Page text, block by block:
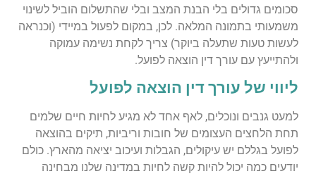
סכומים גדולים בלי הבנת המצב ובלי שהתשלום הוביל לשינוי
משמעותי בתמונה המלאה. לכן, במקום לפעול במיידי (וכנראה
לעשות טעות שתעלה ביוקר) צריך לקחת נשימה עמוקה
ולהתייעץ עם עורך דין הוצאה לפועל.
ליווי של עורך דין הוצאה לפועל
למעט גנבים ונוכלים, לאף אחד לא מגיע לחיות חיים שלמים
תחת הלחצים העצומים של חובות וריביות, תיקים בהוצאה
לפועל בגללם יש עיקולים, הגבלות ועיכוב יציאה מהארץ. כולם
יודעים כמה יכול להיות קשה לחיות במדינה שלנו מבחינה